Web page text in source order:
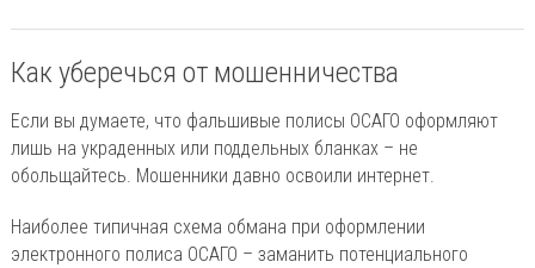
Как уберечься от мошенничества
Если вы думаете, что фальшивые полисы ОСАГО оформляют
лишь на украденных или поддельных бланках – не
обольщайтесь. Мошенники давно освоили интернет.
Наиболее типичная схема обмана при оформлении
электронного полиса ОСАГО – заманить потенциального